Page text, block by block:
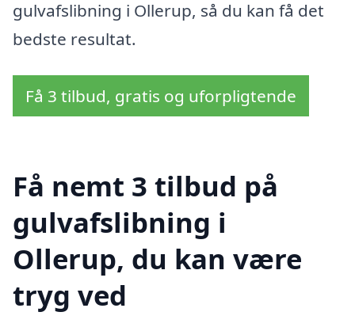
gulvafslibning i Ollerup, så du kan få det
bedste resultat.
Få 3 tilbud, gratis og uforpligtende
Få nemt 3 tilbud på
gulvafslibning i
Ollerup, du kan være
tryg ved